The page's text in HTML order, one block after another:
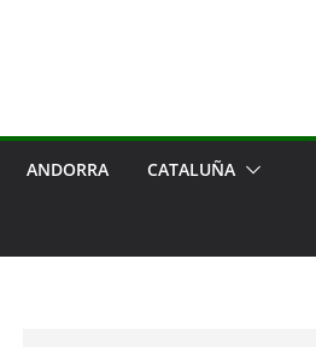
ANDORRA CATALUÑA